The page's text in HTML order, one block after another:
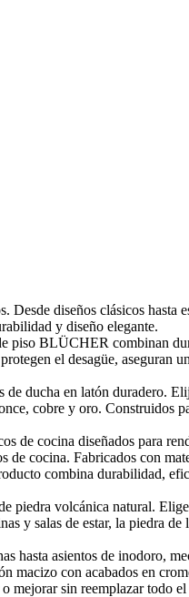
diseños clásicos hasta
y diseño elegante.
piso BLÜCHER combinan
el desagüe, aseguran
ducha en latón duradero.
cobre y oro. Construidos
de cocina diseñados para
cocina. Fabricados con
combina durabilidad,
piedra volcánica natural.
y salas de estar, la piedra
hasta asientos de inodoro,
macizo con acabados en
sin reemplazar todo